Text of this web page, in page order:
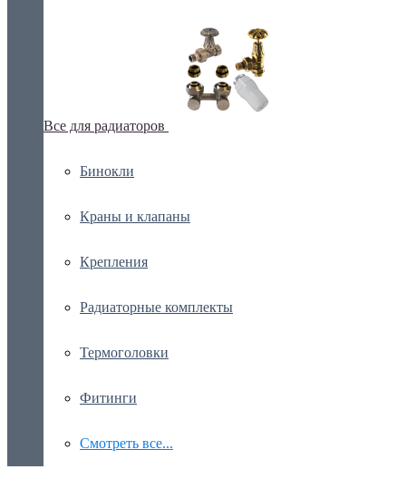
Все для радиаторов
Бинокли
Краны и клапаны
Крепления
Радиаторные комплекты
Термоголовки
Фитинги
Смотреть все...